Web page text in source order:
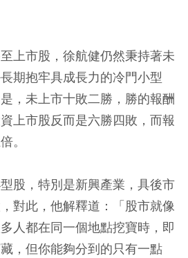
上市股，徐航健仍然秉持著未
期抱牢具成長力的冷門小型
，未上市十敗二勝，勝的報酬
上市股反而是六勝四敗，而報
。
股，特別是新興產業，具後市
對此，他解釋道：「股市就像
人都在同一個地點挖寶時，即
，但你能夠分到的只有一點